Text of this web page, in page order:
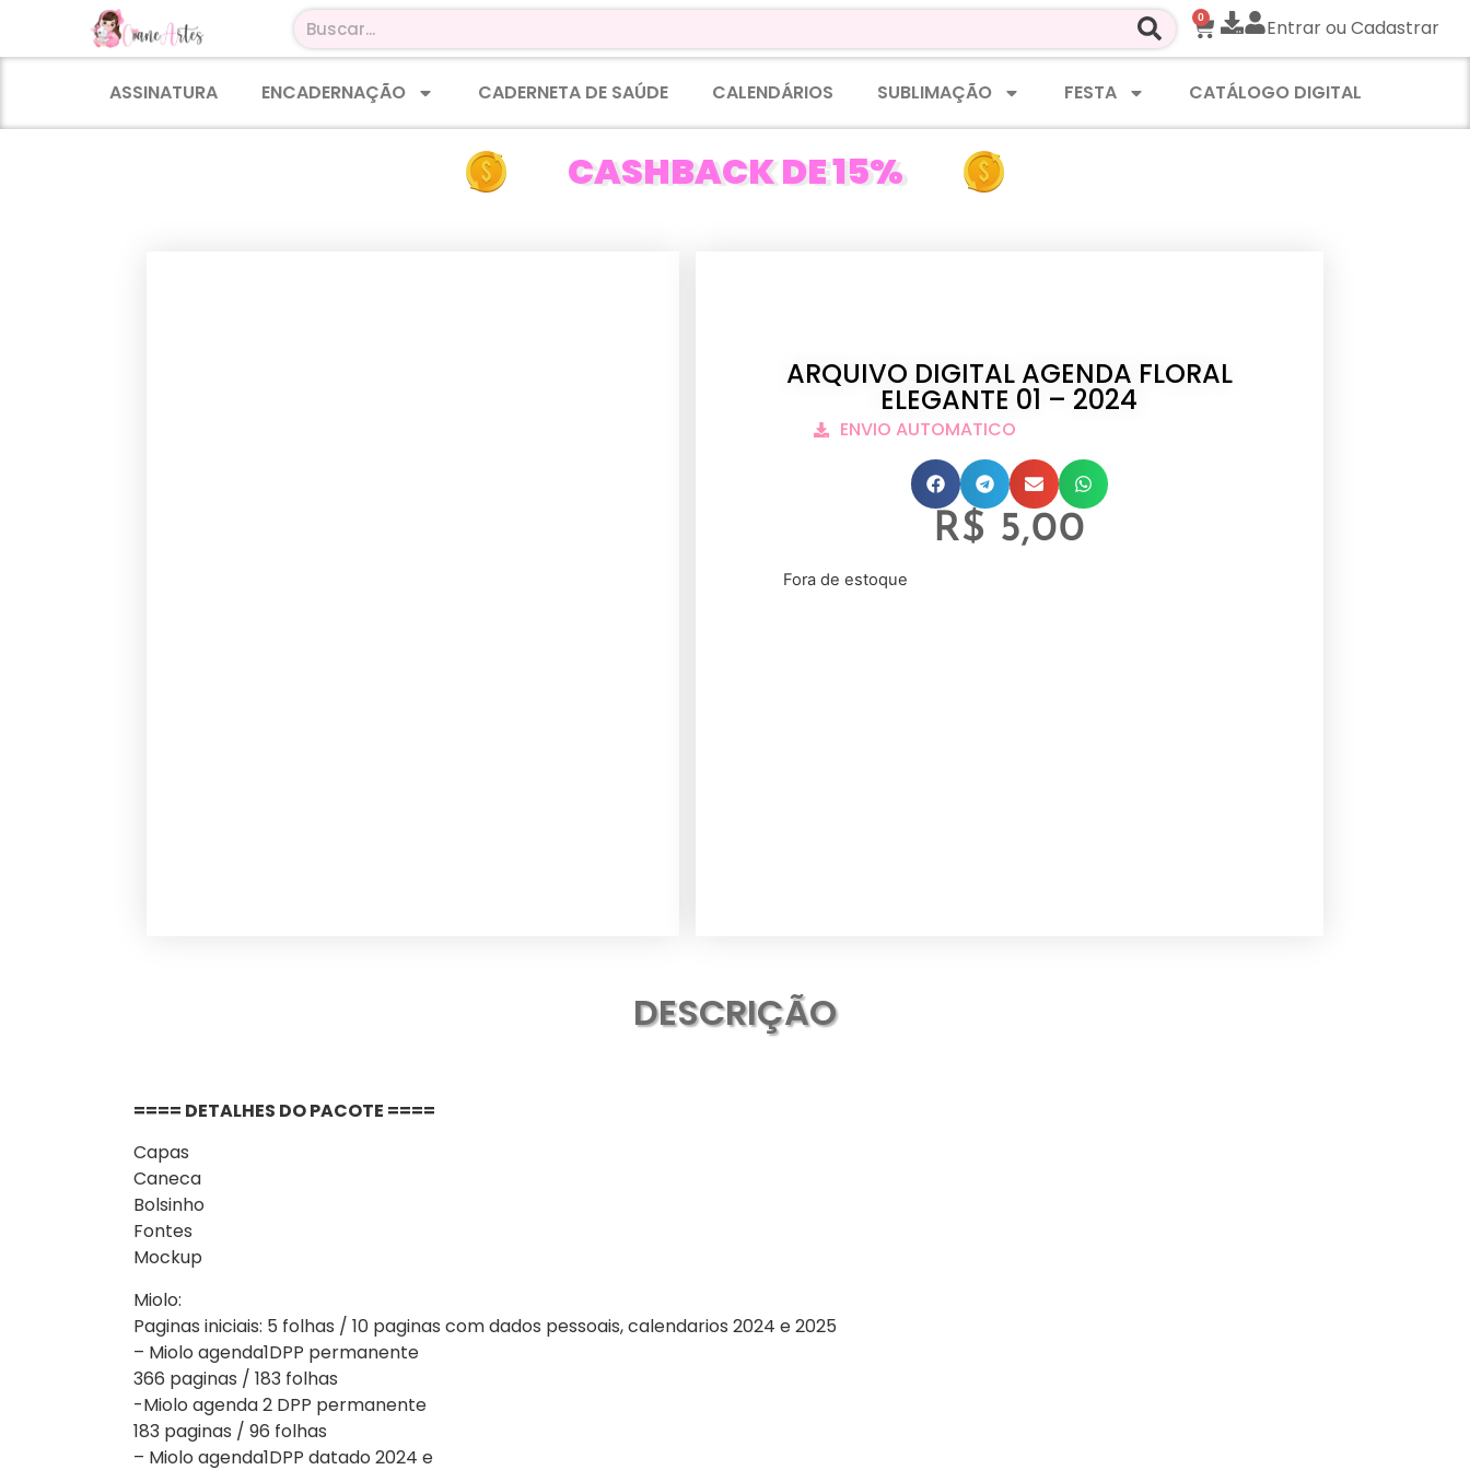
0 Entrar ou Cadastrar
ASSINATURA ENCADERNAÇÃO CADERNETA DE SAÚDE CALENDÁRIOS SUBLIMAÇÃO FESTA CATÁLOGO DIGITAL
CASHBACK DE 15%
ARQUIVO DIGITAL AGENDA FLORAL
ELEGANTE 01 – 2024
ENVIO AUTOMATICO
R$ 5,00
Fora de estoque
DESCRIÇÃO
==== DETALHES DO PACOTE ====
Capas
Caneca
Bolsinho
Fontes
Mockup
Miolo:
Paginas iniciais: 5 folhas / 10 paginas com dados pessoais, calendarios 2024 e 2025
– Miolo agenda1DPP permanente
366 paginas / 183 folhas
-Miolo agenda 2 DPP permanente
183 paginas / 96 folhas
– Miolo agenda1DPP datado 2024 e